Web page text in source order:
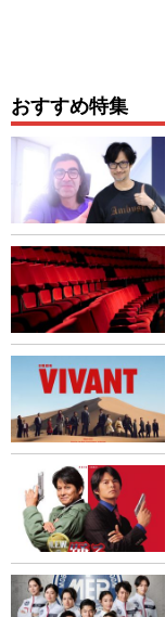
おすすめ特集